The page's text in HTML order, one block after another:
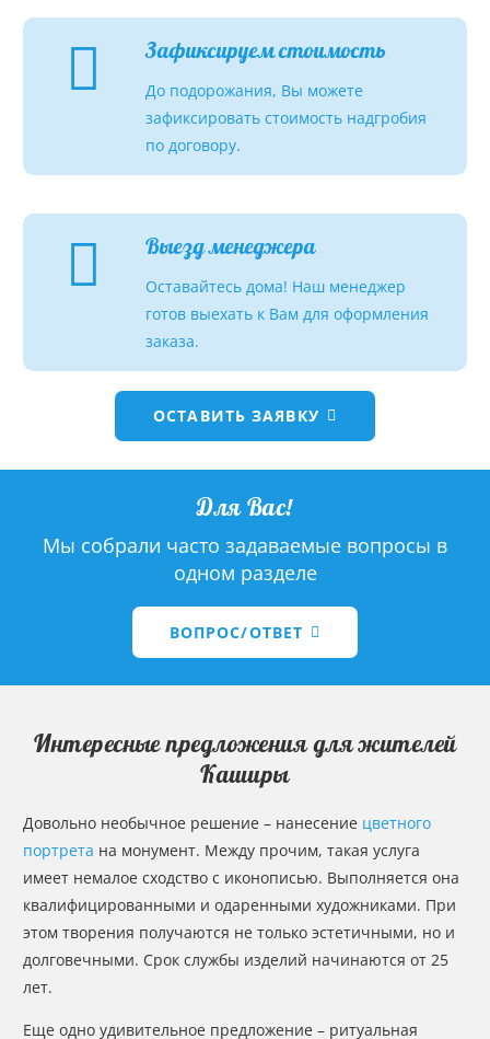
Зафиксируем стоимость
До подорожания, Вы можете
зафиксировать стоимость надгробия
по договору.
Выезд менеджера
Оставайтесь дома! Наш менеджер
готов выехать к Вам для оформления
заказа.
ОСТАВИТЬ ЗАЯВКУ
Для Вас!
Мы собрали часто задаваемые вопросы в
одном разделе
ВОПРОС/ОТВЕТ
Интересные предложения для жителей
Каширы
Довольно необычное решение – нанесение цветного
портрета на монумент. Между прочим, такая услуга
имеет немалое сходство с иконописью. Выполняется она
квалифицированными и одаренными художниками. При
этом творения получаются не только эстетичными, но и
долговечными. Срок службы изделий начинаются от 25
лет.
Еще одно удивительное предложение – ритуальная